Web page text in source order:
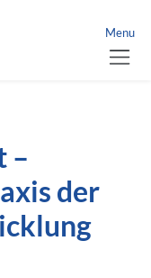
Menu
–
der